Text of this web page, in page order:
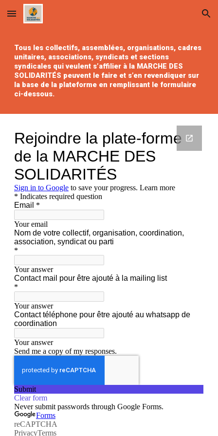
Skip to main content Skip to navigation
Tous les collectifs, assemblées, organisations, cadres
unitaires, associations, syndicats et sections
syndicales qui veulent s’affilier à la MARCHE DES
SOLIDARITÉS peuvent le faire et s’en revendiquer sur
la base de la plateforme en remplissant le formulaire
ci-dessous.